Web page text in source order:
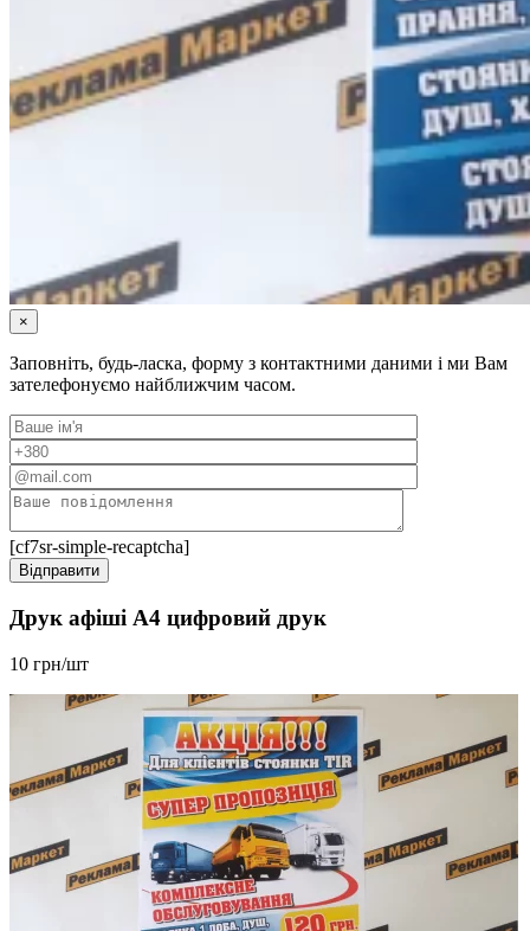
×
Заповніть, будь-ласка, форму з контактними даними і ми Вам
зателефонуємо найближчим часом.
[cf7sr-simple-recaptcha]
Друк афіші А4 цифровий друк
10 грн/шт